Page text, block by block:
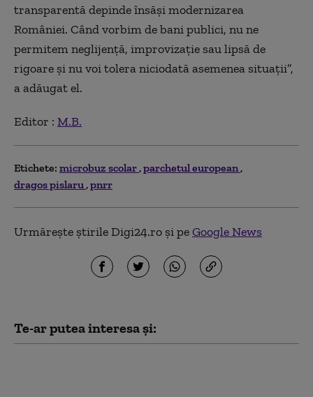
transparentă depinde însăși modernizarea
României. Când vorbim de bani publici, nu ne
permitem neglijență, improvizație sau lipsă de
rigoare și nu voi tolera niciodată asemenea situații”,
a adăugat el.
Editor : M.B.
Etichete: microbuz scolar parchetul european
dragos pislaru pnrr
Urmărește știrile Digi24.ro și peGoogle News
Te-ar putea interesa și: